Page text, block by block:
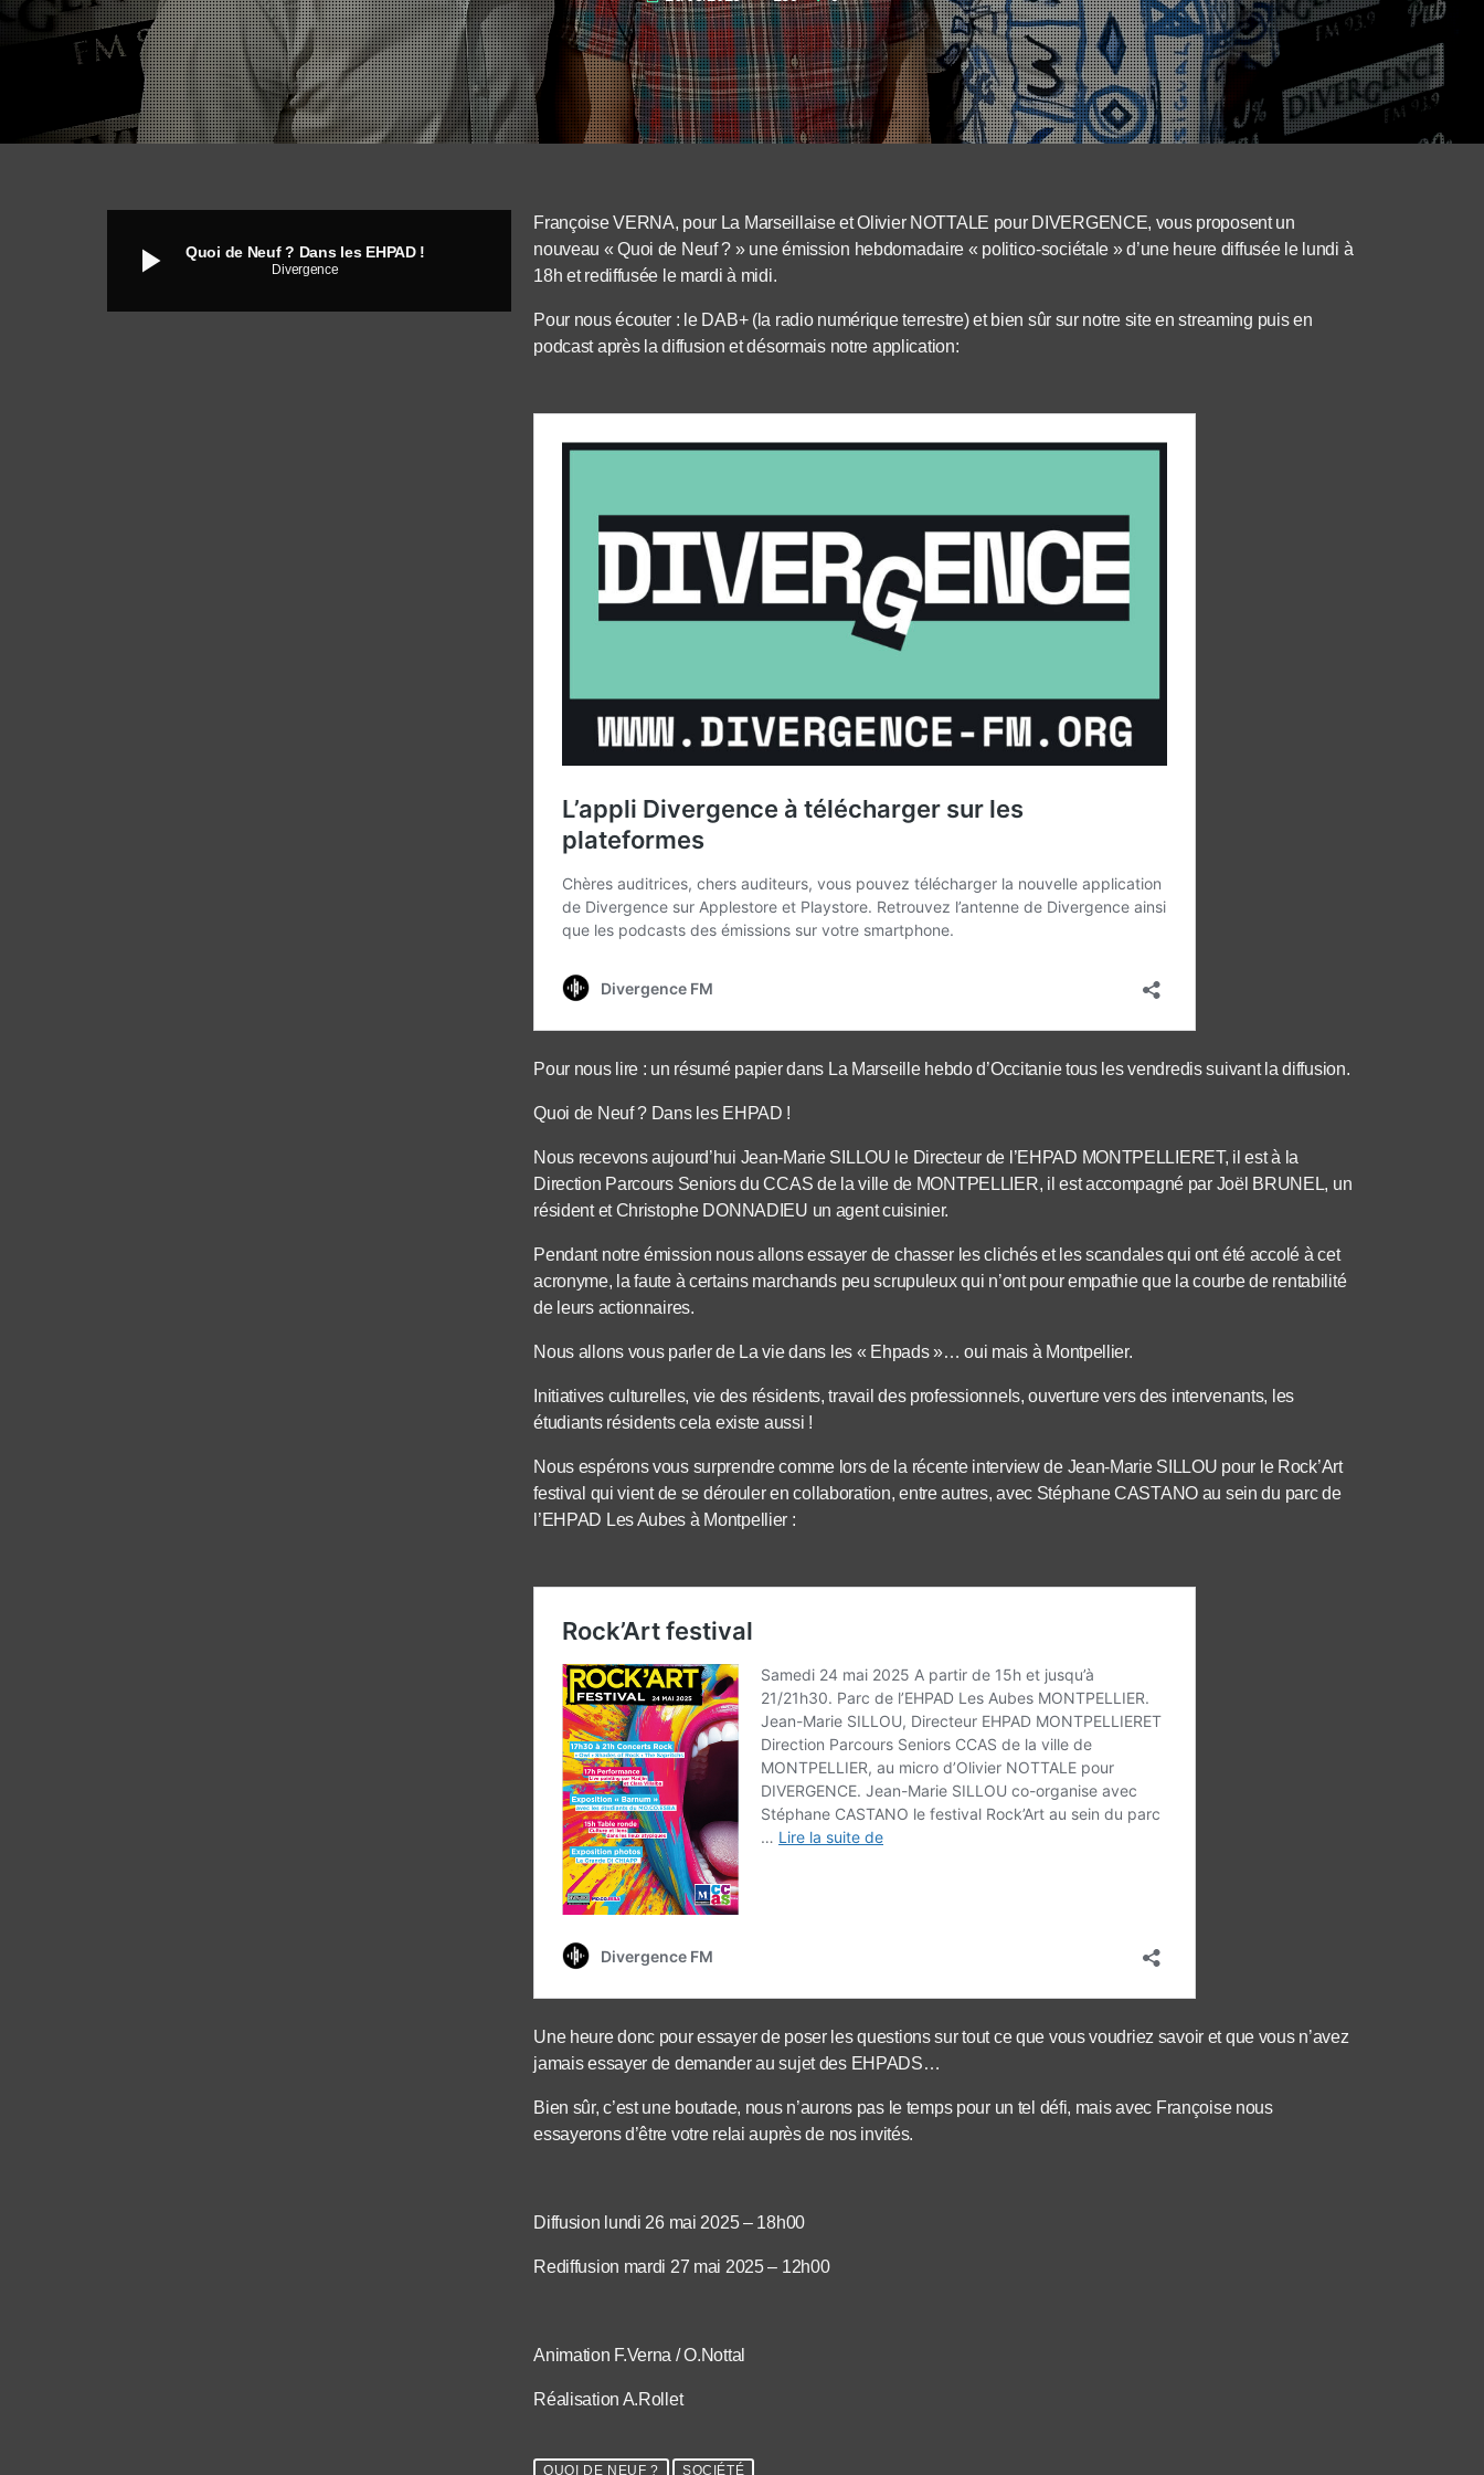
play_arrow Quoi de Neuf ? Dans les EHPAD !
Divergence
Françoise VERNA, pour La Marseillaise et Olivier NOTTALE pour DIVERGENCE, vous proposent un
nouveau « Quoi de Neuf ? » une émission hebdomadaire « politico-sociétale » d’une heure diffusée le lundi à
18h et rediffusée le mardi à midi.
Pour nous écouter : le DAB+ (la radio numérique terrestre) et bien sûr sur notre site en streaming puis en
podcast après la diffusion et désormais notre application:
Pour nous lire : un résumé papier dans La Marseille hebdo d’Occitanie tous les vendredis suivant la diffusion.
Quoi de Neuf ? Dans les EHPAD !
Nous recevons aujourd’hui Jean-Marie SILLOU le Directeur de l’EHPAD MONTPELLIERET, il est à la
Direction Parcours Seniors du CCAS de la ville de MONTPELLIER, il est accompagné par Joël BRUNEL, un
résident et Christophe DONNADIEU un agent cuisinier.
Pendant notre émission nous allons essayer de chasser les clichés et les scandales qui ont été accolé à cet
acronyme, la faute à certains marchands peu scrupuleux qui n’ont pour empathie que la courbe de rentabilité
de leurs actionnaires.
Nous allons vous parler de La vie dans les « Ehpads »… oui mais à Montpellier.
Initiatives culturelles, vie des résidents, travail des professionnels, ouverture vers des intervenants, les
étudiants résidents cela existe aussi !
Nous espérons vous surprendre comme lors de la récente interview de Jean-Marie SILLOU pour le Rock’Art
festival qui vient de se dérouler en collaboration, entre autres, avec Stéphane CASTANO au sein du parc de
l’EHPAD Les Aubes à Montpellier :
Une heure donc pour essayer de poser les questions sur tout ce que vous voudriez savoir et que vous n’avez
jamais essayer de demander au sujet des EHPADS…
Bien sûr, c’est une boutade, nous n’aurons pas le temps pour un tel défi, mais avec Françoise nous
essayerons d’être votre relai auprès de nos invités.
Diffusion lundi 26 mai 2025 – 18h00
Rediffusion mardi 27 mai 2025 – 12h00
Animation F.Verna / O.Nottal
Réalisation A.Rollet
QUOI DE NEUF ? SOCIÉTÉ